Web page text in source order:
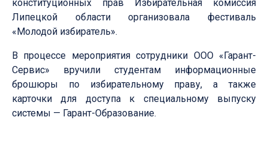
конституционных прав Избирательная комиссия
Липецкой области организовала фестиваль
«Молодой избиратель».
В процессе мероприятия сотрудники ООО «Гарант-
Сервис» вручили студентам информационные
брошюры по избирательному праву, а также
карточки для доступа к специальному выпуску
системы — Гарант-Образование.